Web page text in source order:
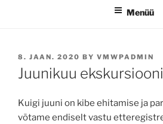
Menüü
POSTED
ON
8. JAAN. 2020 BY VMWPADMIN
Juunikuu
Kuigi juuni on kibe ehitamise ja
võtame endiselt vastu